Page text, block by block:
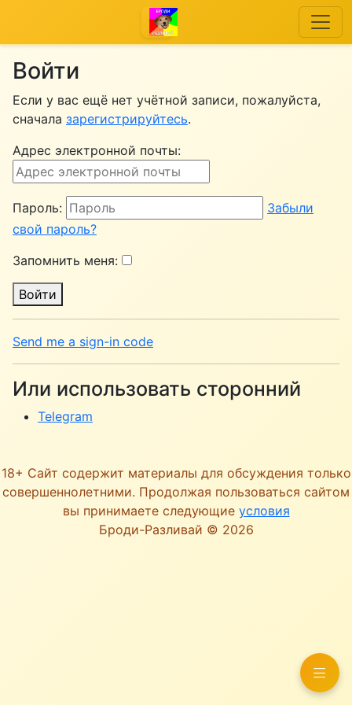
Войти
Если у вас ещё нет учётной записи, пожалуйста,
сначала зарегистрируйтесь.
Адрес электронной почты:
Пароль:
Забыли
свой пароль?
Запомнить меня:
Войти
Send me a sign-in code
Или использовать сторонний
Telegram
18+ Сайт содержит материалы для обсуждения только
совершеннолетними. Продолжая пользоваться сайтом
вы принимаете следующие условия
Броди-Разливай © 2026